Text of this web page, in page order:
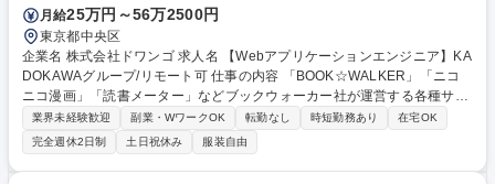
月給25万円～56万2500円
東京都中央区
企業名 株式会社ドワンゴ 求人名 【Webアプリケーションエンジニア】KA
DOKAWAグループ/リモート可 仕事の内容 「BOOK☆WALKER」「ニコ
ニコ漫画」「読書メーター」などブックウォーカー社が運営する各種サー
ビスのWebアプリケーションの設計・開発担当のお仕事です。 業務は各
エンジニアはそれぞれ得意な技術領域を持ちつつ、コーディング/インフラ
構築/サービス改善など機能横断的に開発に参加しています。チームにより
モブプログラミングを実施しています。デザイナや運営などのエンジニア
業界未経験歓迎 副業・WワークOK 転勤なし 時短勤務あり
在宅OK
完全週休2日制
土日祝休み 服装自由